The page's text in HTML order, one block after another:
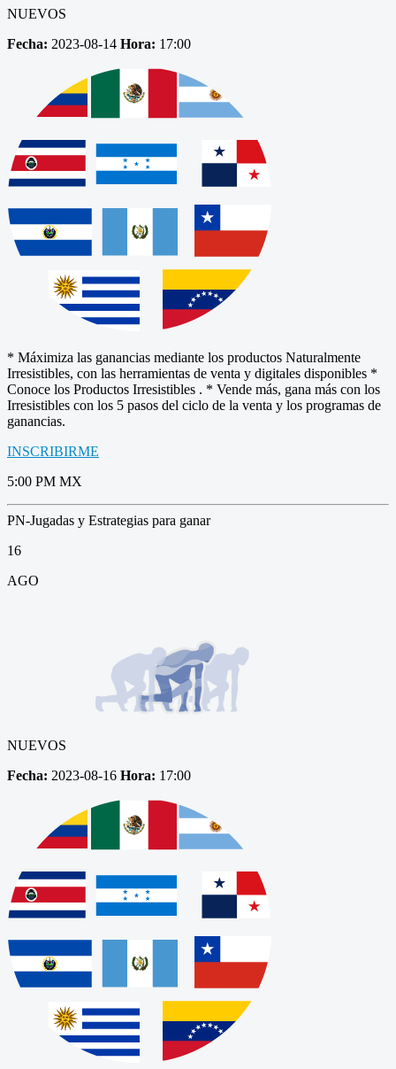
NUEVOS
Fecha: 2023-08-14 Hora: 17:00
* Máximiza las ganancias mediante los productos Naturalmente
Irresistibles, con las herramientas de venta y digitales disponibles *
Conoce los Productos Irresistibles . * Vende más, gana más con los
Irresistibles con los 5 pasos del ciclo de la venta y los programas de
ganancias.
INSCRIBIRME
5:00 PM MX
PN-Jugadas y Estrategias para ganar
16
AGO
NUEVOS
Fecha: 2023-08-16 Hora: 17:00